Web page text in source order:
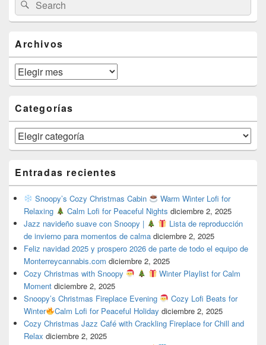
Sidebar
Widget
Area
for:
Archivos
Archivos
Categorías
Categorías
Entradas recientes
Snoopy’s Cozy Christmas Cabin
Warm Winter Lofi for
Relaxing
Calm Lofi for Peaceful Nights diciembre 2, 2025
Jazz navideño suave con Snoopy |
Lista de reproducción
de invierno para momentos de calma diciembre 2, 2025
Feliz navidad 2025 y prospero 2026 de parte de todo el equipo de
Monterreycannabis.com diciembre 2, 2025
Cozy Christmas with Snoopy
Winter Playlist for Calm
Moment diciembre 2, 2025
Snoopy’s Christmas Fireplace Evening
Cozy Lofi Beats for
Winter
Calm Lofi for Peaceful Holiday diciembre 2, 2025
Cozy Christmas Jazz Café with Crackling Fireplace for Chill and
Relax diciembre 2, 2025